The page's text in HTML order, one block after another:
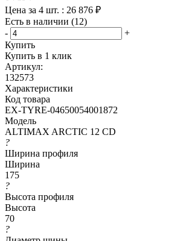
Цена за 4 шт. : 26 876 ₽
Есть в наличии (12)
-
+
Купить
Купить в 1 клик
Артикул:
132573
Характеристики
Код товара
EX-TYRE-04650054001872
Модель
ALTIMAX ARCTIC 12 CD
?
Ширина профиля
Ширина
175
?
Высота профиля
Высота
70
?